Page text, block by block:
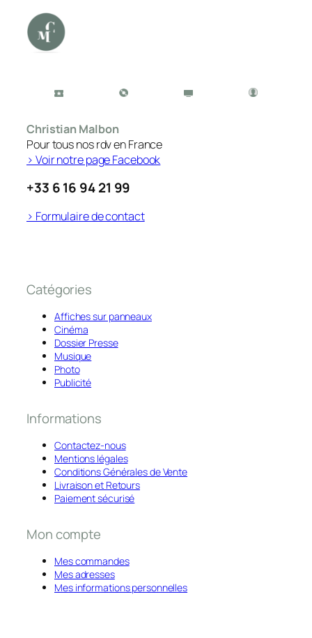
Christian Malbon
Pour tous nos rdv en France
> Voir notre page Facebook
+33 6 16 94 21 99
> Formulaire de contact
Catégories
Affiches sur panneaux
Cinéma
Dossier Presse
Musique
Photo
Publicité
Informations
Contactez-nous
Mentions légales
Conditions Générales de Vente
Livraison et Retours
Paiement sécurisé
Mon compte
Mes commandes
Mes adresses
Mes informations personnelles